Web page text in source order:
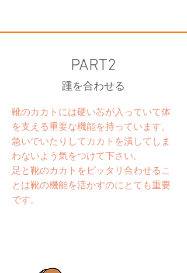
PART2
踵を合わせる
靴のカカトには硬い芯が入っていて体
を支える重要な機能を持っています。
急いでいたりしてカカトを潰してしま
わないよう気をつけて下さい。
足と靴のカカトをピッタリ合わせるこ
とは靴の機能を活かすのにとても重要
です。